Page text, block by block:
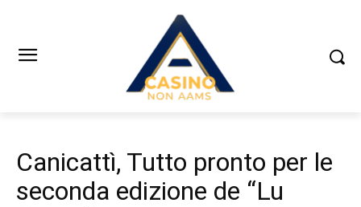
Canicattì, Tutto pronto per le
seconda edizione de “Lu